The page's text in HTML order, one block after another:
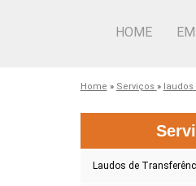
HOME
Home » Serviços » laudos
Laudos de